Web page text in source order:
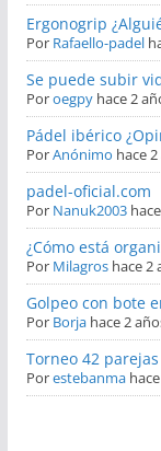
Ergonogrip
Por Rafaello-padel
Se puede subir
Poroegpy hace 2
Pádel ibérico
PorAnónimo hace
padel-oficial.com
Por Nanuk2003
¿Cómo está
Por Milagros hace 2
Golpeo con bote
Por Borja hace 2
Torneo 42 parejas
Porestebanma